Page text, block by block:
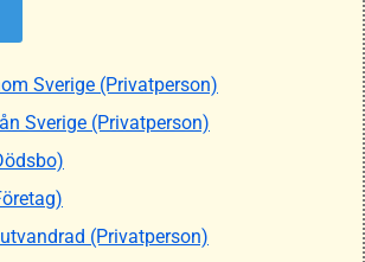
Sverige (Privatperson)
Sverige (Privatperson)
(Privatperson)